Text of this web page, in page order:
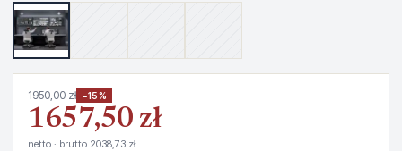
1950,00 zł −15%
1657,50 zł
netto · brutto 2038,73 zł